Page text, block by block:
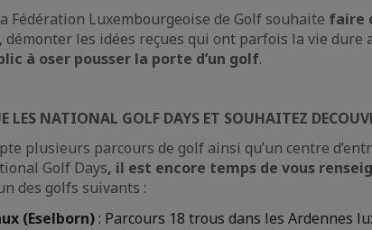
Fédération Luxembourgeoise de Golf souhaite faire
, démonter les idées reçues qui ont parfois la vie dure
à oser pousser la porte d’un golf.
LES NATIONAL GOLF DAYS ET SOUHAITEZ
plusieurs parcours de golf ainsi qu’un centre
Golf Days, il est encore temps de vous
des golfs suivants :
(Eselborn): Parcours 18 trous dans les Ardennes